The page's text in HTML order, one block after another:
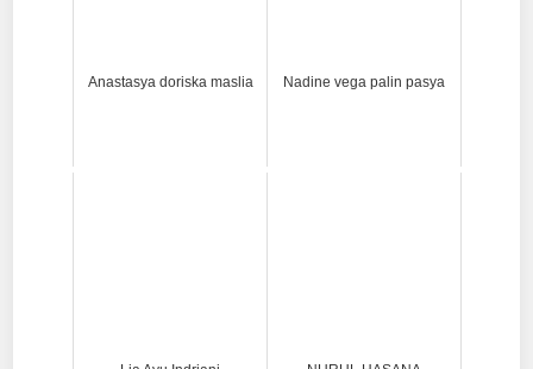
Anastasya doriska maslia Nadine vega palin pasya